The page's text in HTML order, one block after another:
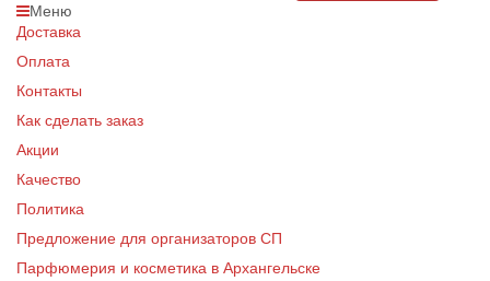
Меню
Доставка
Оплата
Контакты
Как сделать заказ
Акции
Качество
Политика
Предложение для организаторов СП
Парфюмерия и косметика в Архангельске